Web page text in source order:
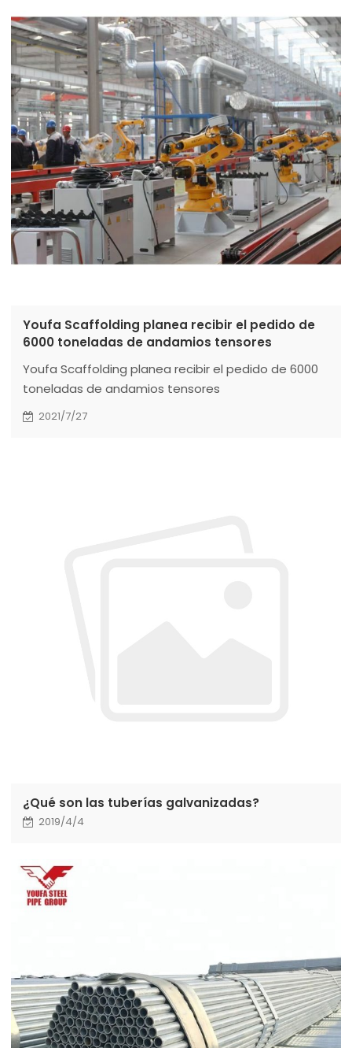
Youfa Scaffolding planea recibir el pedido de
6000 toneladas de andamios tensores
Youfa Scaffolding planea recibir el pedido de 6000
toneladas de andamios tensores
2021/7/27
¿Qué son las tuberías galvanizadas?
2019/4/4